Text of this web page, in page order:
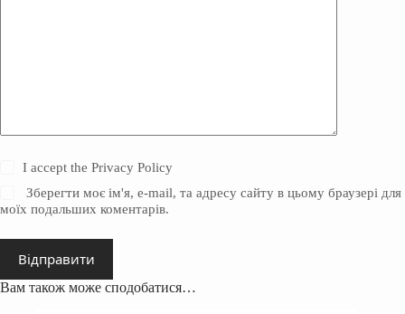
I accept thePrivacy Policy
Зберегти моє ім'я, e-mail, та адресу сайту в цьому браузері для
моїх подальших коментарів.
Відправити
Вам також може сподобатися…